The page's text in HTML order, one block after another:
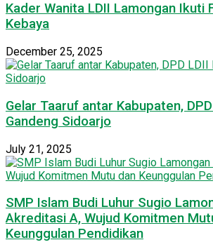
Kader Wanita LDII Lamongan Ikuti
Kebaya
December 25, 2025
Gelar Taaruf antar Kabupaten,
Gandeng Sidoarjo
July 21, 2025
SMP Islam Budi Luhur Sugio
Akreditasi A, Wujud Komitmen
Keunggulan Pendidikan